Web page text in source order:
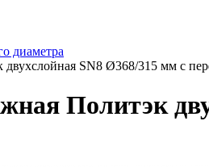
диаметра
двухслойная SN8 Ø368/315 мм с
Политэк